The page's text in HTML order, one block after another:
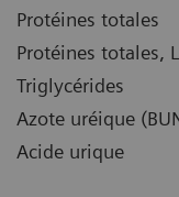
Protéines totales
Protéines totales,
Triglycérides
Azote uréique
Acide urique